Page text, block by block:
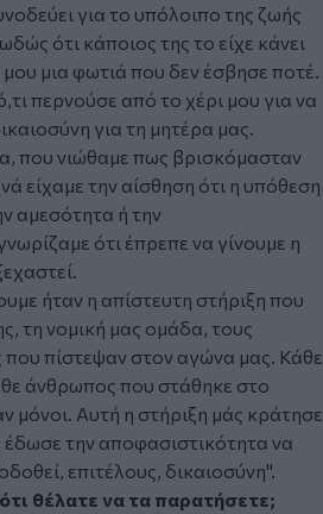
για το υπόλοιπο της ζωής
ότι κάποιος της το είχε κάνει
μια φωτιά που δεν έσβησε ποτέ.
περνούσε από το χέρι μου για να
για τη μητέρα μας.
που νιώθαμε πως βρισκόμασταν
είχαμε την αίσθηση ότι η υπόθεση
αμεσότητα ή την
ότι έπρεπε να γίνουμε η
ήταν η απίστευτη στήριξη που
τη νομική μας ομάδα, τους
πίστεψαν στον αγώνα μας. Κάθε
άνθρωπος που στάθηκε στο
μόνοι. Αυτή η στήριξη μάς κράτησε
έδωσε την αποφασιστικότητα να
επιτέλους, δικαιοσύνη".
θέλατε να τα παρατήσετε;